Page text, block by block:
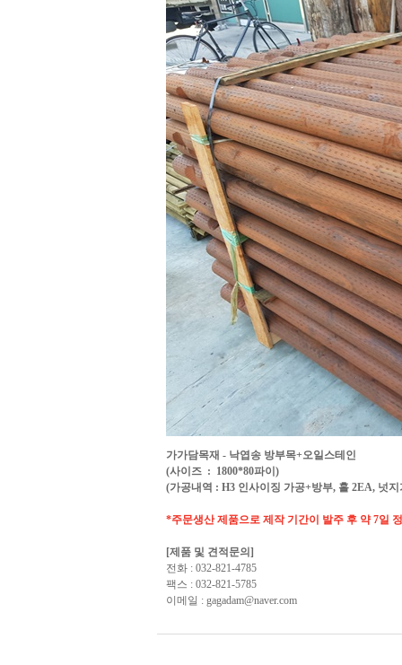
가가담목재 - 낙엽송 방부목+오일스테인
(사이즈 : 1800*80파이)
(가공내역 : H3 인사이징 가공+방부, 홀 2EA, 넛
*주문생산 제품으로 제작 기간이 발주 후 약 7일
[제품 및 견적문의]
전화 : 032-821-4785
팩스 : 032-821-5785
이메일 : gagadam@naver.com